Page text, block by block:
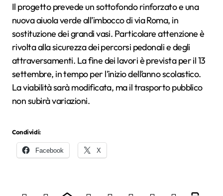
Il progetto prevede un sottofondo rinforzato e una
nuova aiuola verde all’imbocco di via Roma, in
sostituzione dei grandi vasi. Particolare attenzione è
rivolta alla sicurezza dei percorsi pedonali e degli
attraversamenti. La fine dei lavori è prevista per il 13
settembre, in tempo per l’inizio dell’anno scolastico.
La viabilità sarà modificata, ma il trasporto pubblico
non subirà variazioni.
Condividi:
Facebook X